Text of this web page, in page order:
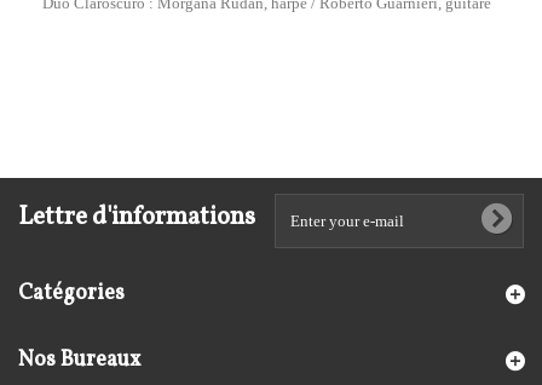
Lettre d'informations
Catégories
Nos Bureaux